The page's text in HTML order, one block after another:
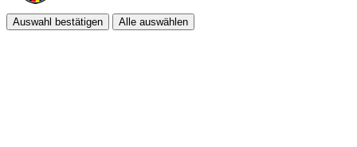
Auswahl bestätigen Alle auswählen